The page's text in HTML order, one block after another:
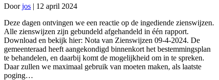
Doorjos | 12 april 2024
Deze dagen ontvingen we een reactie op de ingediende zienswijzen.
Alle zienswijzen zijn gebundeld afgehandeld in één rapport.
Download en bekijk hier: Nota van Zienswijzen 09-4-2024. De
gemeenteraad heeft aangekondigd binnenkort het bestemmingsplan
te behandelen, en daarbij komt de mogelijkheid om in te spreken.
Daar zullen we maximaal gebruik van moeten maken, als laatste
poging…